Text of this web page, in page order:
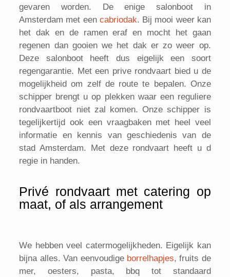
gevaren worden. De enige salonboot in
Amsterdam met een cabriodak. Bij mooi weer kan
het dak en de ramen eraf en mocht het gaan
regenen dan gooien we het dak er zo weer op.
Deze salonboot heeft dus eigelijk een soort
regengarantie. Met een prive rondvaart bied u de
mogelijkheid om zelf de route te bepalen. Onze
schipper brengt u op plekken waar een reguliere
rondvaartboot niet zal komen. Onze schipper is
tegelijkertijd ook een vraagbaken met heel veel
informatie en kennis van geschiedenis van de
stad Amsterdam. Met deze rondvaart heeft u d
regie in handen.
Privé rondvaart met catering op
maat, of als arrangement
We hebben veel catermogelijkheden. Eigelijk kan
bijna alles. Van eenvoudige borrelhapjes, fruits de
mer, oesters, pasta, bbq tot standaard